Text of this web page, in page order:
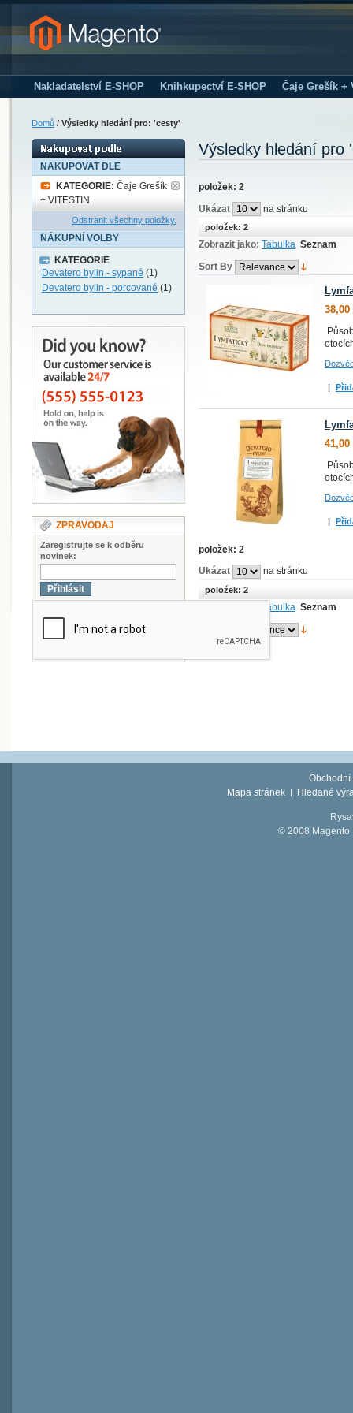
Nakladatelství E-SHOP Knihkupectví E-SHOP Čaje Grešík +
Domů / Výsledky hledání pro: 'cesty'
NAKUPOVAT DLE
KATEGORIE: Čaje Grešík
+ VITESTIN
Odstranit všechny položky.
NÁKUPNÍ VOLBY
KATEGORIE
Devatero bylin - sypané (1)
Devatero bylin - porcované (1)
ZPRAVODAJ
Zaregistrujte se k odběru
novinek:
Přihlásit
Výsledky hledání pro
položek: 2
Ukázat
na stránku
položek: 2
Zobrazit jako: Tabulka Seznam
Sort By
38,00
|
41,00
|
položek: 2
Ukázat
na stránku
položek: 2
Tabulka Seznam
Obchodní
Mapa stránek
Hledané
© 2008 Magento